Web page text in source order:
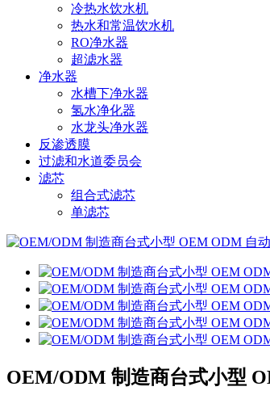
冷热水饮水机
热水和常温饮水机
RO净水器
超滤水器
净水器
水槽下净水器
氢水净化器
水龙头净水器
反渗透膜
过滤和水道委员会
滤芯
组合式滤芯
单滤芯
OEM/ODM 制造商台式小型